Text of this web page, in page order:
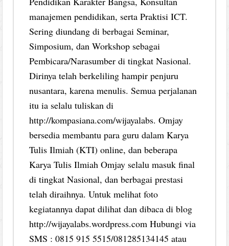
manajemen pendidikan, serta Praktisi ICT.
Sering diundang di berbagai Seminar,
Simposium, dan Workshop sebagai
Pembicara/Narasumber di tingkat Nasional.
Dirinya telah berkeliling hampir penjuru
nusantara, karena menulis. Semua perjalanan
itu ia selalu tuliskan di
http://kompasiana.com/wijayalabs. Omjay
bersedia membantu para guru dalam Karya
Tulis Ilmiah (KTI) online, dan beberapa
Karya Tulis Ilmiah Omjay selalu masuk final
di tingkat Nasional, dan berbagai prestasi
telah diraihnya. Untuk melihat foto
kegiatannya dapat dilihat dan dibaca di blog
http://wijayalabs.wordpress.com Hubungi via
SMS : 0815 915 5515/081285134145 atau